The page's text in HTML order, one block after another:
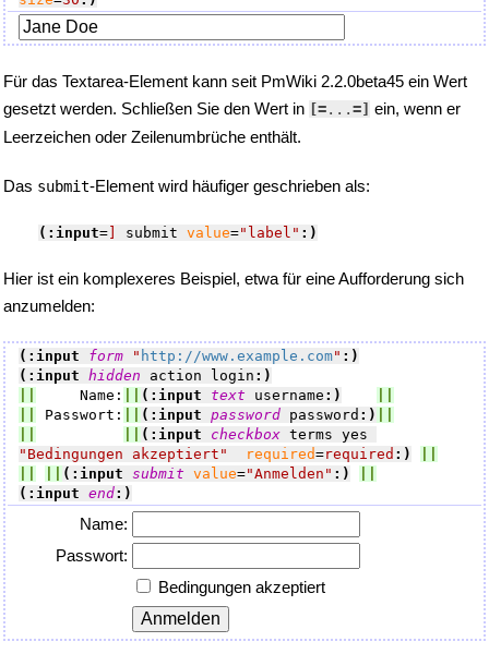
Für das Textarea-Element kann seit PmWiki 2.2.0beta45 ein Wert
gesetzt werden. Schließen Sie den Wert in [=...=] ein, wenn er
Leerzeichen oder Zeilenumbrüche enthält.
Das submit-Element wird häufiger geschrieben als:
(:input= submit value="label" :)
Hier ist ein komplexeres Beispiel, etwa für eine Aufforderung sich
anzumelden:
(:input form " http://www.example.com" :)
(:input hidden action login :)
     Name:
(:input text username :)
Passwort: (:input password password :)
(:input checkbox
"Bedingungen akzeptiert"
required=required :)
(:input submit value="Anmelden" :)
(:input end:)
Name:
Passwort:
Bedingungen akzeptiert